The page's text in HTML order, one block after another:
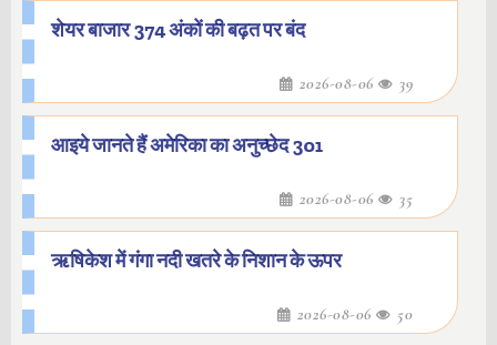
शेयर बाजार 374 अंकों की बढ़त पर बंद
2026-08-06 39
आइये जानते हैं अमेरिका का अनुच्छेद 301
2026-08-06 35
ऋषिकेश में गंगा नदी खतरे के निशान के ऊपर
2026-08-06 50